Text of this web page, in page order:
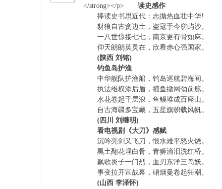
</strong></p> 读史感作
捧读史书思近代：志抛热血壮中华!
豺狼自古贪边土，盗寇于今窃屿沙。
一八世惊接七七，南京更有骨如麻。
仰天朗朗英灵在，欣看赤心强国家。
(陕西 刘铭)
钓鱼岛护渔
中华舰队护渔船，钓岛巡航碧海间。
执法维权添后盾，捕鱼撒网劲前舷。
水花卷起千层浪，鱼鳗堆成百座山。
自古海疆多宝藏，五星旗帜载风帆。
(四川 刘继明)
看电视剧《大刀》感赋
沉吟亮剑又飞刀，恨水难平怒火烧。
黑土翻花埋白骨，青狮滴泪洗红桥。
飙歌炎子一门烈，血刃东洋三岛妖。
事变拉开宣战幕，硝烟曼卷起狂潮。
(山西 李泽怀)